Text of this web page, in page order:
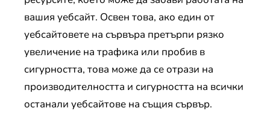
вашия уебсайт. Освен това, ако един от
уебсайтовете на сървъра претърпи рязко
увеличение на трафика или пробив в
сигурността, това може да се отрази на
производителността и сигурността на всички
останали уебсайтове на същия сървър.